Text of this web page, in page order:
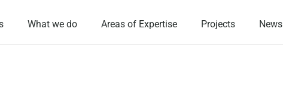
What we do Areas of Expertise Projects News